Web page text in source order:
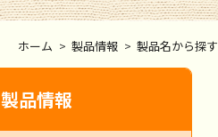
ホーム > 製品情報 > 製品名から探す
製品情報